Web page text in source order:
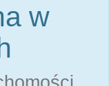
w